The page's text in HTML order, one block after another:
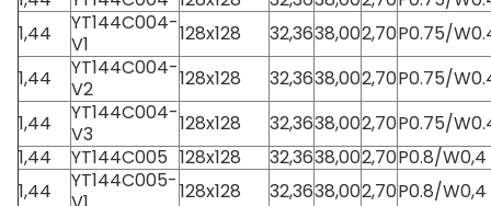
1,44
YT144C004-
V1
128x128 32,3638,002,70P0.75/
1,44
YT144C004-
V2
128x128 32,3638,002,70P0.75/
1,44
YT144C004-
V3
128x128 32,3638,002,70P0.75/
1,44
YT144C005 128x128 32,3638,002,70P0.8/W0,4
1,44
YT144C005-128x128 32,3638,002,70P0.8/W0,4